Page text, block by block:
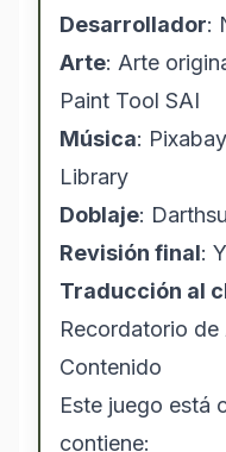
Desarrollador:
Arte: Arte
Paint Tool SAI
Música:
Library
Doblaje:
Revisión final:
Traducción al
Recordatorio
Contenido
Este juego está
contiene: